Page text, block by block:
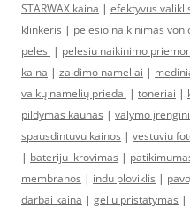
STARWAX kaina | efektyvus
klinkeris | pelesio naikinimas
pelesi | pelesiu naikinimo
kaina | zaidimo nameliai |
vaikų namelių priedai | toneriai |
pildymas kaunas | valymo
spausdintuvu kainos | vestuviu
| bateriju ikrovimas |
membranos | indu ploviklis |
darbai kaina | geliu pristatymas |